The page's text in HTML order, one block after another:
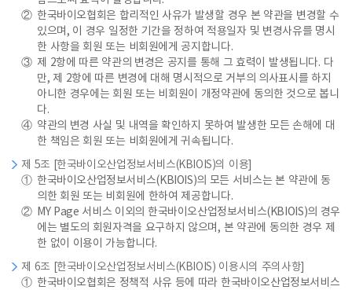
② 한국바이오협회은 합리적인 사유가 발생할 경우 본 약관을 변경할 수
있으며, 이 경우 일정한 기간을 정하여 적용일자 및 변경사유를 명시
한 사항을 회원 또는 비회원에게 공지합니다.
③ 제 2항에 따른 약관의 변경은 공지를 통해 그 효력이 발생됩니다. 다
만, 제 2항에 따른 변경에 대해 명시적으로 거부의 의사표시를 하지
아니한 경우에는 회원 또는 비회원이 개정약관에 동의한 것으로 봅니
다.
④ 약관의 변경 사실 및 내역을 확인하지 못하여 발생한 모든 손해에 대
한 책임은 회원 또는 비회원에게 귀속됩니다.
제 5조 [한국바이오산업정보서비스(KBIOIS)의 이용]
① 한국바이오산업정보서비스(KBIOIS)의 모든 서비스는 본 약관에 동
의한 회원 또는 비회원에 한하여 제공합니다.
② MY Page 서비스 이외의 한국바이오산업정보서비스(KBIOIS)의 경우
에는 별도의 회원자격을 요구하지 않으며, 본 약관에 동의한 경우 제
한 없이 이용이 가능합니다.
제 6조 [한국바이오산업정보서비스(KBIOIS) 이용시의 주의사항]
① 한국바이오협회은 정책적 사유 등에 따라 한국바이오산업정보서비스